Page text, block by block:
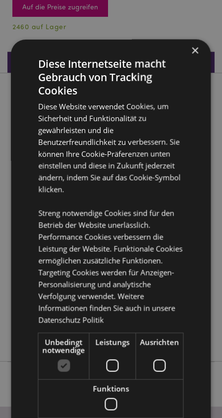
Auf die Preise zugreifen
2460 auf Lager
Produktdaten
Produktbeschreibung
Nectar Meadows Biene Brillenetui
Material:Kunststoff (PU/PVC) und Metall (95%
Stahl/5% Kupfer).
Produkttressourcen:
Möchten Sie mehr über den Einkauf bei Puckator
erfahren?
Produktattribute
Information
Höhe 5cm Breite 16cm Tiefe 6cm
5055071787133
96
0.145000
Keine
Keine
Keine
Nectar Meadows
×
Diese Internetseite macht
Gebrauch von Tracking
Cookies
Diese Website verwendet Cookies, um
Sicherheit und Funktionalität zu
gewährleisten und die
Benutzerfreundlichkeit zu verbessern. Sie
können Ihre Cookie-Präferenzen unten
einstellen und diese in Zukunft jederzeit
ändern, indem Sie auf das Cookie-Symbol
klicken.
Streng notwendige Cookies sind für den
Betrieb der Website unerlässlich.
Performance Cookies verbessern die
Leistung der Website. Funktionale Cookies
ermöglichen zusätzliche Funktionen.
Targeting Cookies werden für Anzeigen-
Personalisierung und analytische
Verfolgung verwendet. Weitere
Informationen finden Sie auch in unsere
Datenschutz Politik
Unbedingt
notwendige
Leistungs Ausrichten
Funktions